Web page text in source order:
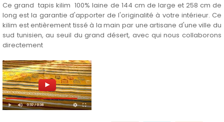
Ce grand tapis kilim 100% laine de 144 cm de large et 258 cm de
long est la garantie d'apporter de l'originalité à votre intérieur. Ce
kilim est entièrement tissé à la main par une artisane d'une ville du
sud tunisien, au seuil du grand désert, avec qui nous collaborons
directement